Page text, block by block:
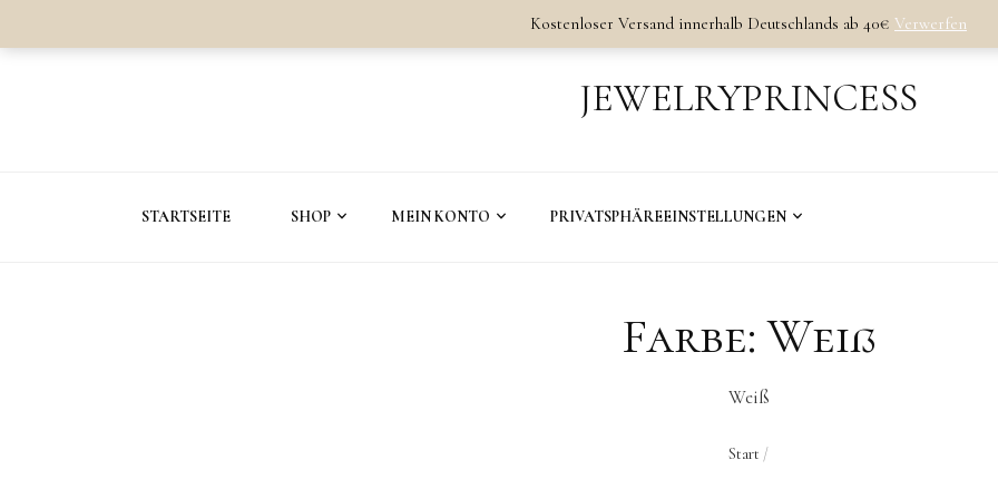
Kostenloser Versand innerhalb Deutschlands ab 40€ Verwerfen
JEWELRYPRINCESS
STARTSEITE SHOP MEIN KONTO PRIVATSPHÄREEINSTELLUNGEN
Farbe:Weiß
Weiß
Start /